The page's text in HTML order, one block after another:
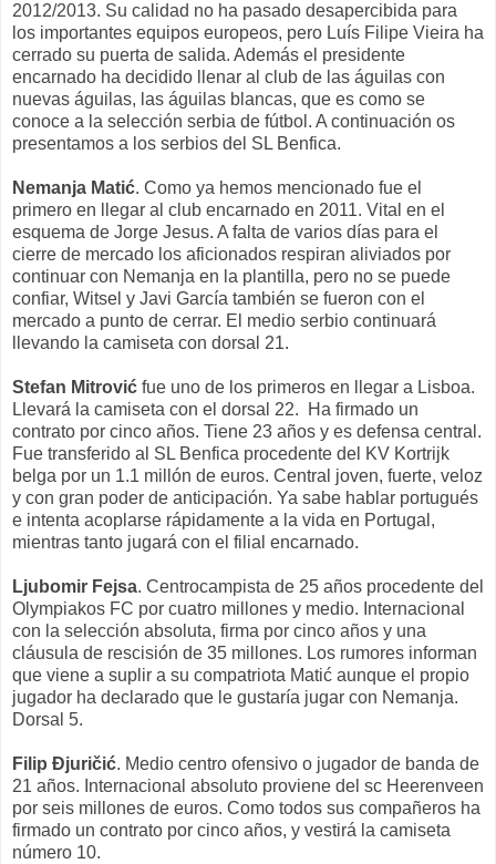
2012/2013. Su calidad no ha pasado desapercibida para
los importantes equipos europeos, pero Luís Filipe Vieira ha
cerrado su puerta de salida. Además el presidente
encarnado ha decidido llenar al club de las águilas con
nuevas águilas, las águilas blancas, que es como se
conoce a la selección serbia de fútbol. A continuación os
presentamos a los serbios del SL Benfica.
Nemanja Matić. Como ya hemos mencionado fue el
primero en llegar al club encarnado en 2011. Vital en el
esquema de Jorge Jesus. A falta de varios días para el
cierre de mercado los aficionados respiran aliviados por
continuar con Nemanja en la plantilla, pero no se puede
confiar, Witsel y Javi García también se fueron con el
mercado a punto de cerrar. El medio serbio continuará
llevando la camiseta con dorsal 21.
Stefan Mitrović fue uno de los primeros en llegar a Lisboa.
Llevará la camiseta con el dorsal 22. Ha firmado un
contrato por cinco años. Tiene 23 años y es defensa central.
Fue transferido al SL Benfica procedente del KV Kortrijk
belga por un 1.1 millón de euros. Central joven, fuerte, veloz
y con gran poder de anticipación. Ya sabe hablar portugués
e intenta acoplarse rápidamente a la vida en Portugal,
mientras tanto jugará con el filial encarnado.
Ljubomir Fejsa. Centrocampista de 25 años procedente del
Olympiakos FC por cuatro millones y medio. Internacional
con la selección absoluta, firma por cinco años y una
cláusula de rescisión de 35 millones. Los rumores informan
que viene a suplir a su compatriota Matić aunque el propio
jugador ha declarado que le gustaría jugar con Nemanja.
Dorsal 5.
Filip Đjuričić. Medio centro ofensivo o jugador de banda de
21 años. Internacional absoluto proviene del sc Heerenveen
por seis millones de euros. Como todos sus compañeros ha
firmado un contrato por cinco años, y vestirá la camiseta
número 10.